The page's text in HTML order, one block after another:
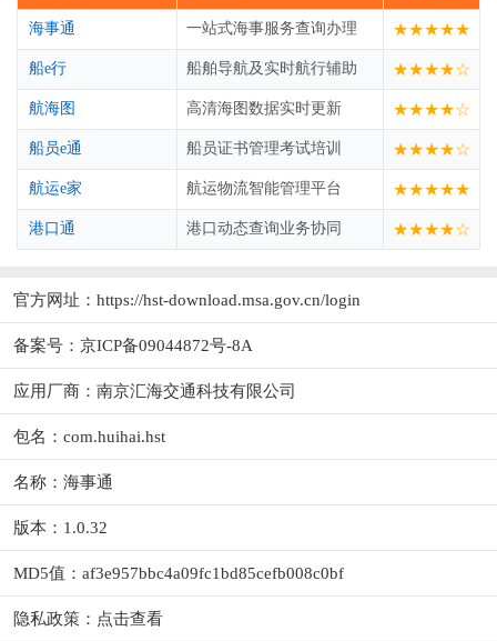
海事通 一站式海事服务查询办理 ★★★★★
船e行 船舶导航及实时航行辅助 ★★★★☆
航海图 高清海图数据实时更新 ★★★★☆
船员e通 船员证书管理考试培训 ★★★★☆
航运e家 航运物流智能管理平台 ★★★★★
港口通 港口动态查询业务协同 ★★★★☆
官方网址： https://hst-download.msa.gov.cn/login
备案号：京ICP备09044872号-8A
应用厂商： 南京汇海交通科技有限公司
包名：com.huihai.hst
名称：海事通
版本：1.0.32
MD5值：af3e957bbc4a09fc1bd85cefb008c0bf
隐私政策： 点击查看